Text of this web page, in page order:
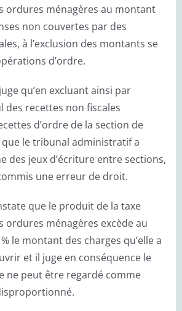
ordures ménagères au montant
non couvertes par des
à l’exclusion des montants se
d’ordre.
qu’en excluant ainsi par
des recettes non fiscales
d’ordre de la section de
le tribunal administratif a
des jeux d’écriture entre sections,
une erreur de droit.
que le produit de la taxe
ordures ménagères excède au
le montant des charges qu’elle a
et il juge en conséquence le
ne peut être regardé comme